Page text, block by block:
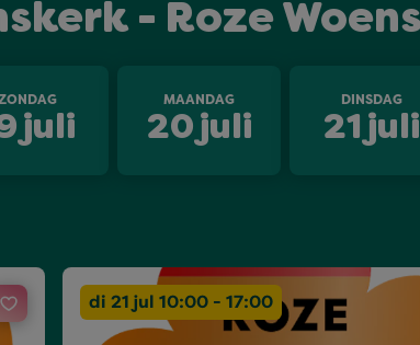
- Roze
juli
MAANDAG
20 juli
DINSDAG
21 juli
di 21 jul 10:00 - 17:00